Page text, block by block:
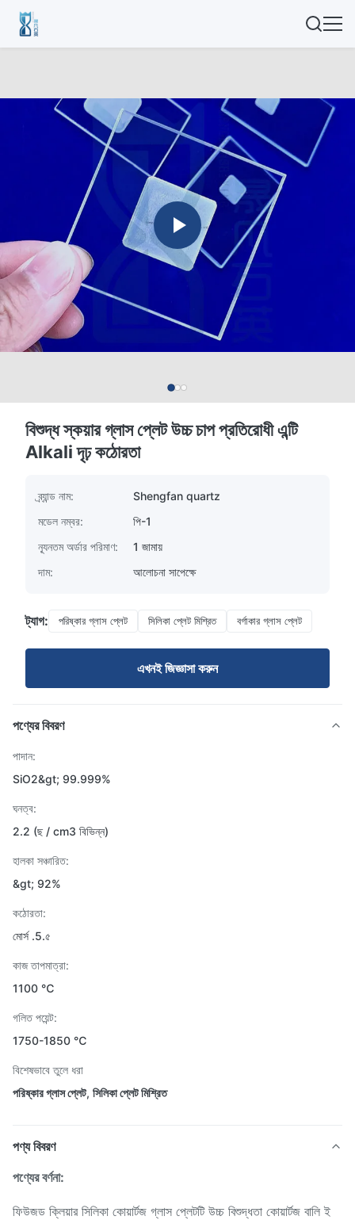
বিশুদ্ধ স্কয়ার গ্লাস প্লেট উচ্চ চাপ প্রতিরোধী এন্টি
Alkali দৃঢ় কঠোরতা
ব্র্যান্ড নাম:
Shengfan quartz
মডেল নম্বর:
পি-1
ন্যূনতম অর্ডার পরিমাণ:
1 জামায়
দাম:
আলোচনা সাপেক্ষে
ট্যাগ: পরিষ্কার গ্লাস প্লেট সিলিকা প্লেট মিশ্রিত বর্গাকার গ্লাস প্লেট
এখনই জিজ্ঞাসা করুন
পণ্যের বিবরণ
পাদান:
SiO2&gt; 99.999%
ঘনত্ব:
2.2 (ছ / cm3 বিভিন্ন)
হালকা সঞ্চারিত:
&gt; 92%
কঠোরতা:
মোর্স .5.৫
কাজ তাপমাত্রা:
1100 ℃
গলিত পয়েন্ট:
1750-1850 ℃
বিশেষভাবে তুলে ধরা
পরিষ্কার গ্লাস প্লেট, সিলিকা প্লেট মিশ্রিত
পণ্য বিবরণ
পণ্যের বর্ণনা:
ফিউজড ক্লিয়ার সিলিকা কোয়ার্টজ গ্লাস প্লেটটি উচ্চ বিশুদ্ধতা কোয়ার্টজ বালি ই